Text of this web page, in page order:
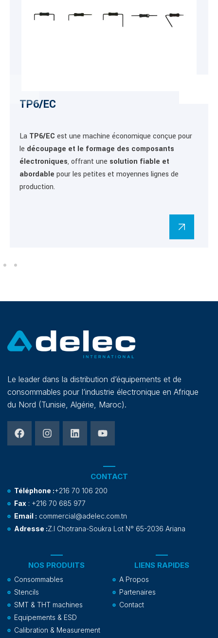
TP6/EC
La TP6/EC est une machine économique conçue pour
le découpage et le formage des composants
électroniques, offrant une solution fiable et
abordable pour les petites et moyennes lignes de
production.
Le leader dans la distribution d’équipements et de
consommables pour l’industrie électronique en Afrique
du Nord (Tunisie, Algérie, Maroc).
NOS PRODUITS
Consommables
Stencils
SMT & THT machines
Equipements & ESD
Calibration & Measurement
LIENS RAPIDES
A Propos
Partenaires
Contact
CONTACT
Téléphone :+216 70 106 200
Fax : +216 70 685 977
Email : commercial@adelec.com.tn
Adresse :Z.I Chotrana-Soukra Lot N° 65-2036 Ariana